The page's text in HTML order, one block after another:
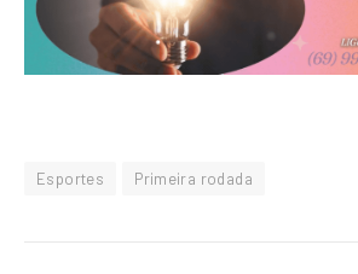
Esportes Primeira rodada